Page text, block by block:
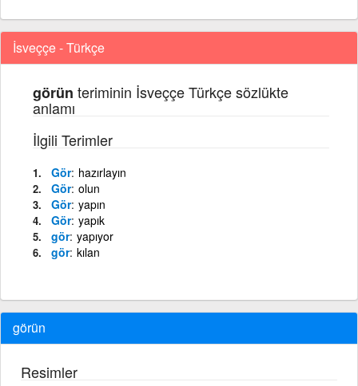
İsveççe - Türkçe
görün teriminin İsveççe Türkçe sözlükte
anlamı
İlgili Terimler
Gör hazırlayın
Gör olun
Gör yapın
Gör yapık
gör yapıyor
gör kılan
görün
Resimler